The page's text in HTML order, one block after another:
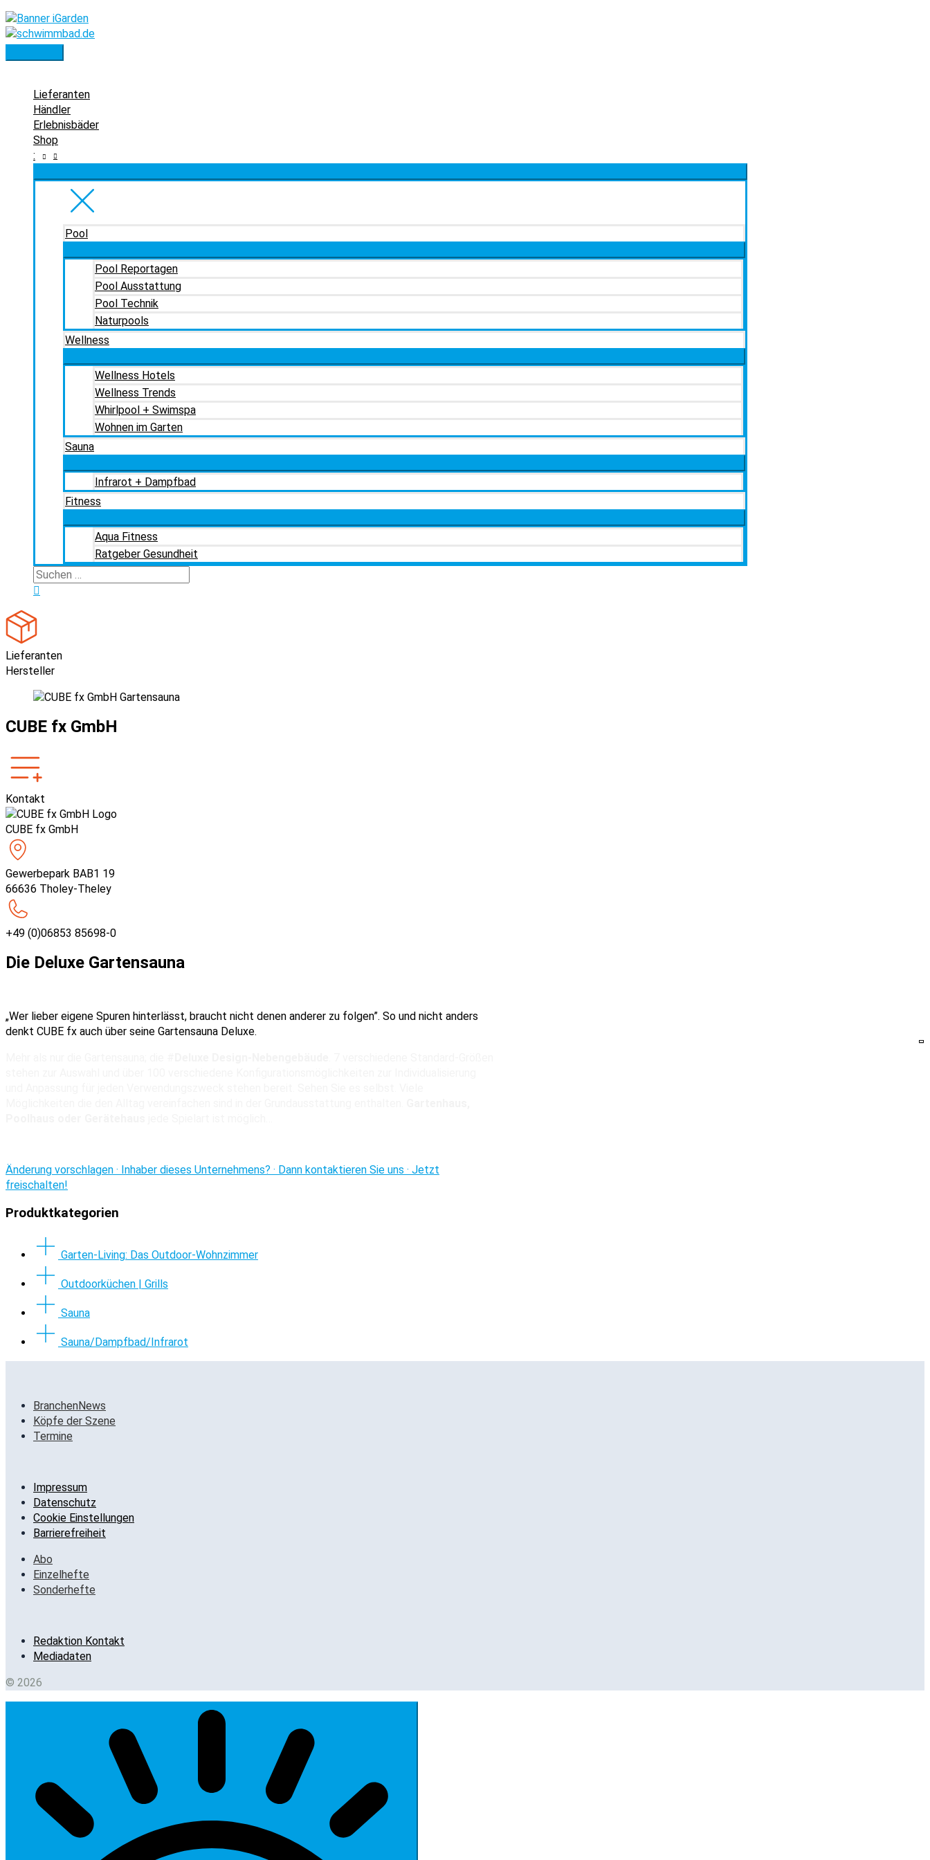
Zum
Inhalt
springen
Hauptmenü
Lieferanten
Händler
Erlebnisbäder
Shop
:
Pool
Pool Reportagen
Pool Ausstattung
Pool Technik
Naturpools
Wellness
Wellness Hotels
Wellness Trends
Whirlpool + Swimspa
Wohnen im Garten
Sauna
Infrarot + Dampfbad
Fitness
Aqua Fitness
Ratgeber Gesundheit
Suchen
nach:
Lieferanten
Hersteller
CUBE fx GmbH
Kontakt
CUBE fx GmbH
Gewerbepark BAB1 19
66636 Tholey-Theley
+49 (0)06853 85698-0
Die Deluxe Gartensauna
„Wer lieber eigene Spuren hinterlässt, braucht nicht denen anderer zu folgen”. So und nicht anders
denkt CUBE fx auch über seine Gartensauna Deluxe.
Änderung vorschlagen · Inhaber dieses Unternehmens? · Dann kontaktieren Sie uns · Jetzt
freischalten!
Produktkategorien
Garten-Living: Das Outdoor-Wohnzimmer
Outdoorküchen | Grills
Sauna
Sauna/Dampfbad/Infrarot
BranchenNews
Köpfe der Szene
Termine
Impressum
Datenschutz
Cookie Einstellungen
Barrierefreiheit
Abo
Einzelhefte
Sonderhefte
Redaktion Kontakt
Mediadaten
© 2026